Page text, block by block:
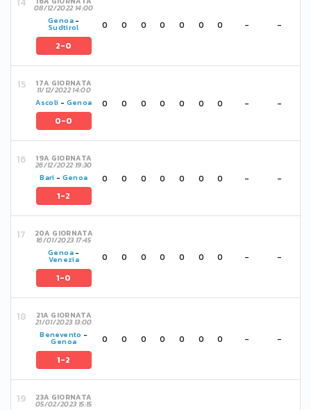
08/12/2022 14:00
Genoa-
Sudtirol
2-0
0 0 0 0 0 0 0 - -
17A GIORNATA
11/12/2022 14:00
Ascoli - Genoa
0-0
0 0 0 0 0 0 0 - -
19A GIORNATA
26/12/2022 19:30
Bari - Genoa
1-2
0 0 0 0 0 0 0 - -
20A GIORNATA
16/01/2023 17:45
Genoa-
Venezia
1-0
0 0 0 0 0 0 0 - -
21A GIORNATA
21/01/2023 13:00
Benevento -
Genoa
1-2
0 0 0 0 0 0 0 - -
23A GIORNATA
05/02/2023 15:15